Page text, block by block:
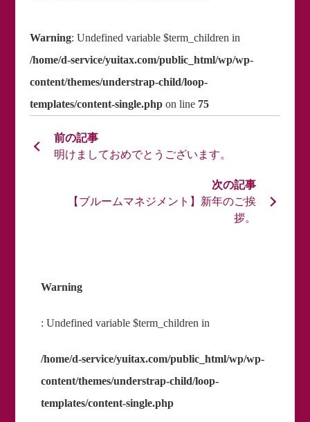
Warning: Undefined variable $term_children in
/home/d-service/yuitax.com/public_html/wp/wp-
content/themes/understrap-child/loop-
templates/content-single.phpon line 75
明けましておめでとうございます。
Warning
: Undefined variable $term_children in
/home/d-service/yuitax.com/public_html/wp/wp-
content/themes/understrap-child/loop-
templates/content-single.php
【ブルームマネジメント】新年のご挨
拶。